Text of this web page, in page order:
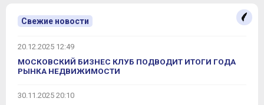
Свежие новости
20.12.2025 12:49
МОСКОВСКИЙ БИЗНЕС КЛУБ ПОДВОДИТ ИТОГИ ГОДА
РЫНКА НЕДВИЖИМОСТИ
30.11.2025 20:10